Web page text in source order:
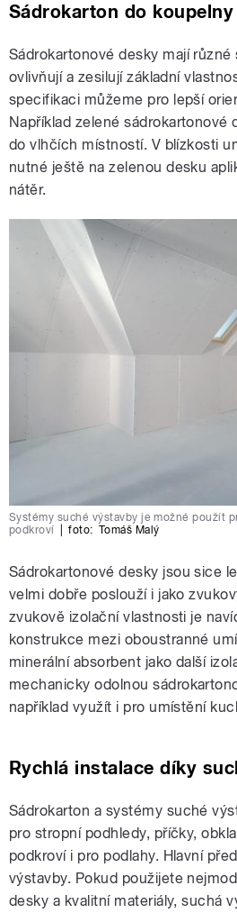
Sádrokarton do
Sádrokartonové desky mají
ovlivňují a zesilují základní
specifikaci můžeme pro lepší
Například zelené sádrokartonové
do vlhčích místností. V blízkosti
nutné ještě na zelenou desku
nátěr.
Systémy suché výstavby je možné použít
podkroví
foto: Tomáš Malý
Sádrokartonové desky jsou sice
velmi dobře poslouží i jako
zvukově izolační vlastnosti je
konstrukce mezi oboustranné
minerální absorbent jako další
mechanicky odolnou
například využít i pro umístění
Rychlá instalace díky
Sádrokarton a systémy suché
pro stropní podhledy, příčky,
podkroví i pro podlahy. Hlavní
výstavby. Pokud použijete
desky a kvalitní materiály, suchá